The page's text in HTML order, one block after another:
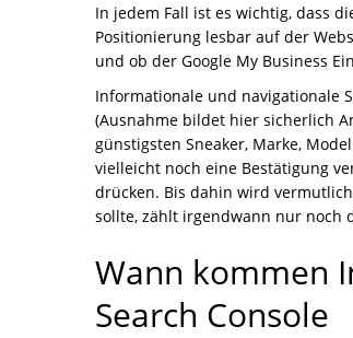
In jedem Fall ist es wichtig, dass
Positionierung lesbar auf der
und ob der Google My Business
Informationale und navigationale
(Ausnahme bildet hier sicherlich
günstigsten Sneaker, Marke,
vielleicht noch eine Bestätigung
drücken. Bis dahin wird
sollte, zählt irgendwann nur noch
Wann kommen
Search Console